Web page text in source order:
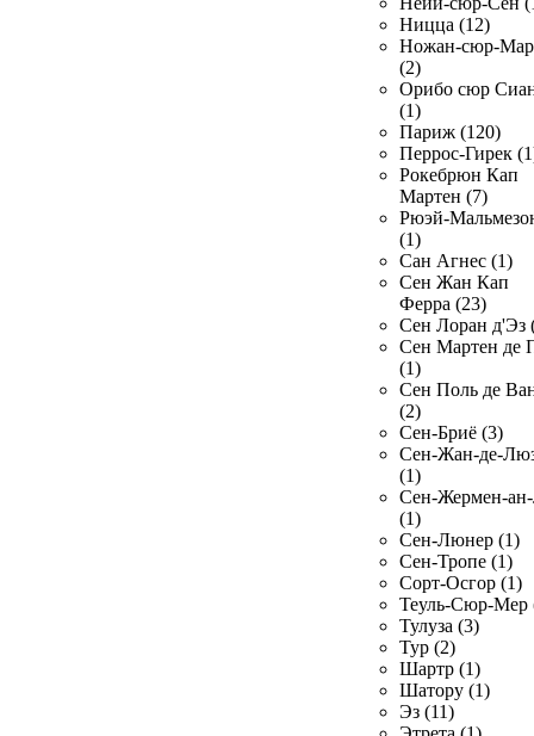
Ницца (12)
Ножан-сюр-
(2)
Орибо сюр
(1)
Париж (120)
Перрос-Гирек
Рокебрюн Кап
Мартен (7)
Рюэй-
(1)
Сан Агнес (1)
Сен Жан Кап
Ферра (23)
Сен Лоран д'Эз
Сен Мартен де
(1)
Сен Поль де
(2)
Сен-Бриё (3)
Сен-Жан-де-
(1)
Сен-Жермен-
(1)
Сен-Люнер (1)
Сен-Тропе (1)
Сорт-Осгор (1)
Теуль-Сюр-Мер
Тулуза (3)
Тур (2)
Шартр (1)
Шатору (1)
Эз (11)